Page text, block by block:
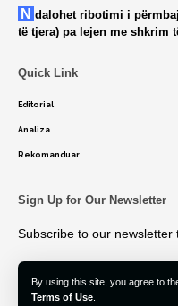
By using this site, you agree to
Terms of Use
Ndalohet ribotimi i përmbajtjes (lajmeve dhe të gjitha shkrimeve
të tjera) pa lejen me shkrim
Quick Link
Editorial
Analiza
Rekomanduar
Sign Up for Our Newsletter
Subscribe to our newsletter